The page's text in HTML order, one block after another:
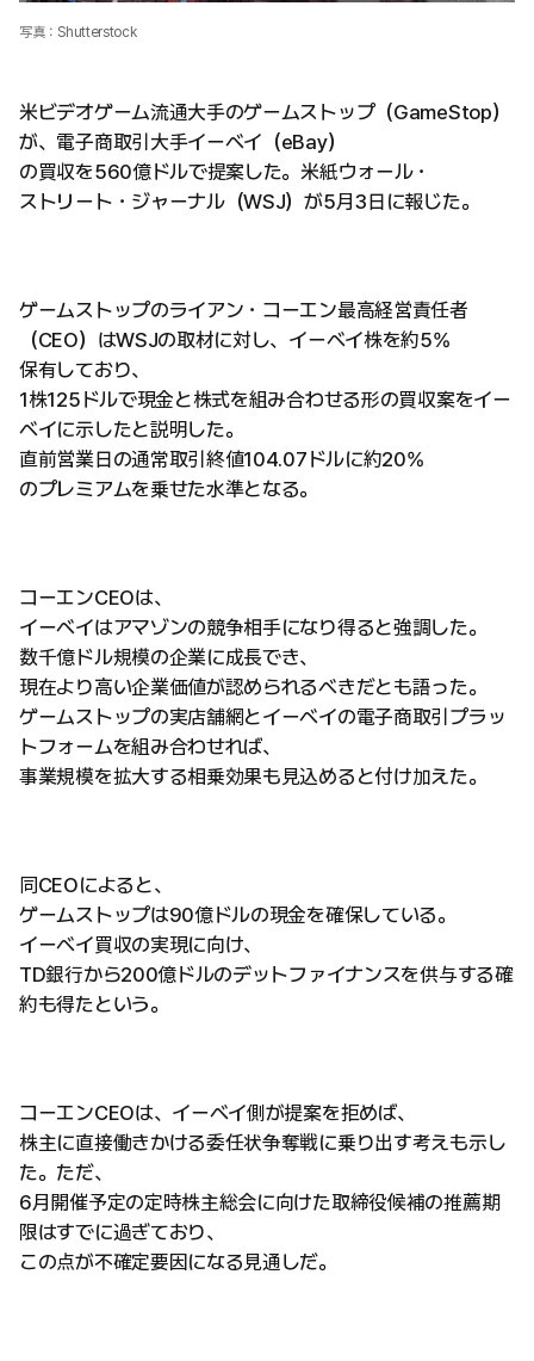
写真：Shutterstock
米ビデオゲーム流通大手のゲームストップ（GameStop）
が、電子商取引大手イーベイ（eBay）
の買収を560億ドルで提案した。米紙ウォール・
ストリート・ジャーナル（WSJ）が5月3日に報じた。
ゲームストップのライアン・コーエン最高経営責任者
（CEO）はWSJの取材に対し、イーベイ株を約5%
保有しており、
1株125ドルで現金と株式を組み合わせる形の買収案をイー
ベイに示したと説明した。
直前営業日の通常取引終値104.07ドルに約20%
のプレミアムを乗せた水準となる。
コーエンCEOは、
イーベイはアマゾンの競争相手になり得ると強調した。
数千億ドル規模の企業に成長でき、
現在より高い企業価値が認められるべきだとも語った。
ゲームストップの実店舗網とイーベイの電子商取引プラッ
トフォームを組み合わせれば、
事業規模を拡大する相乗効果も見込めると付け加えた。
同CEOによると、
ゲームストップは90億ドルの現金を確保している。
イーベイ買収の実現に向け、
TD銀行から200億ドルのデットファイナンスを供与する確
約も得たという。
コーエンCEOは、イーベイ側が提案を拒めば、
株主に直接働きかける委任状争奪戦に乗り出す考えも示し
た。ただ、
6月開催予定の定時株主総会に向けた取締役候補の推薦期
限はすでに過ぎており、
この点が不確定要因になる見通しだ。